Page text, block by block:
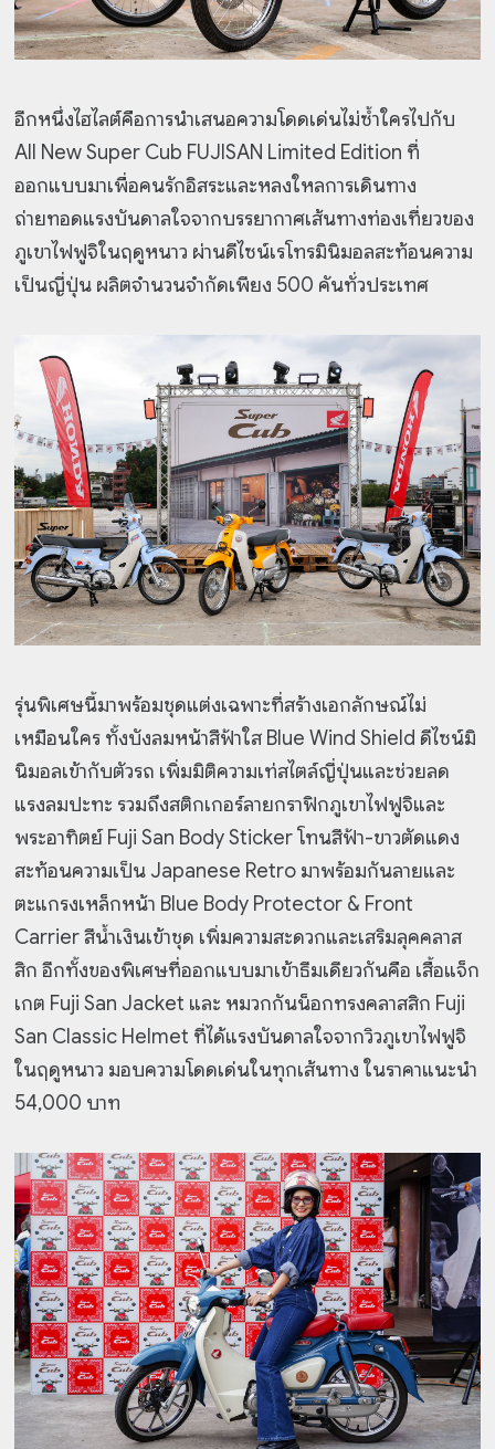
อีกหนึ่งไฮไลต์คือการนำเสนอความโดดเด่นไม่ซ้ำใครไปกับ
All New Super Cub FUJISAN Limited Edition ที่
ออกแบบมาเพื่อคนรักอิสระและหลงใหลการเดินทาง
ถ่ายทอดแรงบันดาลใจจากบรรยากาศเส้นทางท่องเที่ยวของ
ภูเขาไฟฟูจิในฤดูหนาว ผ่านดีไซน์เรโทรมินิมอลสะท้อนความ
เป็นญี่ปุ่น ผลิตจำนวนจำกัดเพียง 500 คันทั่วประเทศ
รุ่นพิเศษนี้มาพร้อมชุดแต่งเฉพาะที่สร้างเอกลักษณ์ไม่
เหมือนใคร ทั้งบังลมหน้าสีฟ้าใส Blue Wind Shield ดีไซน์มิ
นิมอลเข้ากับตัวรถ เพิ่มมิติความเท่สไตล์ญี่ปุ่นและช่วยลด
แรงลมปะทะ รวมถึงสติกเกอร์ลายกราฟิกภูเขาไฟฟูจิและ
พระอาทิตย์ Fuji San Body Sticker โทนสีฟ้า-ขาวตัดแดง
สะท้อนความเป็น Japanese Retro มาพร้อมกันลายและ
ตะแกรงเหล็กหน้า Blue Body Protector & Front
Carrier สีน้ำเงินเข้าชุด เพิ่มความสะดวกและเสริมลุคคลาส
สิก อีกทั้งของพิเศษที่ออกแบบมาเข้าธีมเดียวกันคือ เสื้อแจ็ก
เกต Fuji San Jacket และ หมวกกันน็อกทรงคลาสสิก Fuji
San Classic Helmet ที่ได้แรงบันดาลใจจากวิวภูเขาไฟฟูจิ
ในฤดูหนาว มอบความโดดเด่นในทุกเส้นทาง ในราคาแนะนำ
54,000 บาท